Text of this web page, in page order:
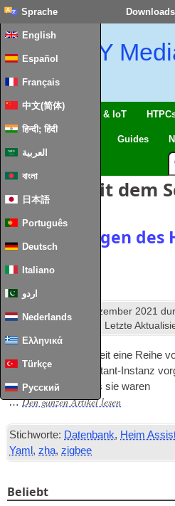
Downloads
Sprache
English
Español
Français
中文(简体)
हिन्दी; हिंदी
العربية
বাংলা
日本語
Português
Deutsch
Italiano
اردو
Nederlands
Ελληνικά
Türkçe
Русский
DIY
Intelligentes Zuhause & IoT
Guides
Einträge mit dem
Optimierungen des
Assistenten
Veröffentlicht Dezember 2021
. Letzte
Ich habe in letzter Zeit eine Reihe
meiner Home Assistant-Instanz
dokumentieren, was sie waren
…Den ganzen Artikel lesen
Stichworte: Datenbank, Heim
Yaml ,zha,zigbee
Beliebt